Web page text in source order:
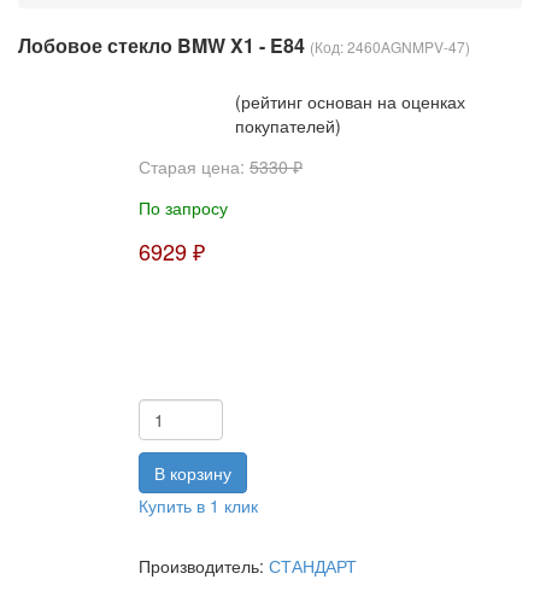
Лобовое стекло BMW X1 - E84 (Код:2460AGNMPV-47)
(рейтинг основан на оценках
покупателей)
Старая цена: 5330 ₽
По запросу
6929 ₽
Купить в 1 клик
Производитель: СТАНДАРТ